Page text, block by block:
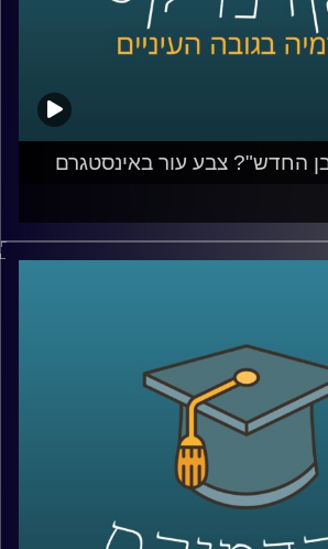
החדש"? צבע עור באינסטגרם
על ידי כמות הלייקים והעוקבים חשוב
עושות ועושים ולהציג אותה
דיגיטלית תרבות ובני נוער באינסטגרם
דאטה ממשל ודמוקרטיה שאלה
פילטרים הם משתמשים היא נדהמה לגלות
– שחור.
ביחס בין העדות השונות, ממתי
והאם קים קרדשיאן עשתה שינוי אמיתי
ארוכות? האזינו לחלק השני של